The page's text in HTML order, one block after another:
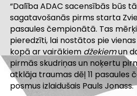
“Dalība ADAC sacensībās būs
sagatavošanās pirms starta
pasaules čempionātā. Tas
pieredzīti, lai nostātos pie
kopā ar vairākiem džekiemun
pirmās skudriņas un noķertu
atklāja traumas dēļ 11 pasaules
posmus izlaidušais Pauls Jonass.